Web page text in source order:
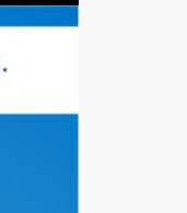
Langsung
ke